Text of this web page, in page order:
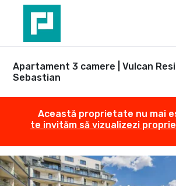
Apartament 3 camere | Vulcan
Sebastian
Această proprietate nu mai
te invităm să vizualizezi